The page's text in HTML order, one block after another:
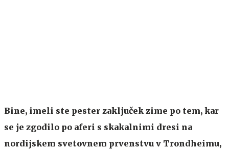
Bine, imeli ste pester zaključek zime po tem, kar
se je zgodilo po aferi s skakalnimi dresi na
nordijskem svetovnem prvenstvu v Trondheimu,